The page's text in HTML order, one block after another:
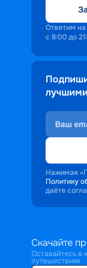
Ответим
с 8:00 до
Нажимая
Политику
даёте
Скачайте
Оставайтесь в
путешествиях